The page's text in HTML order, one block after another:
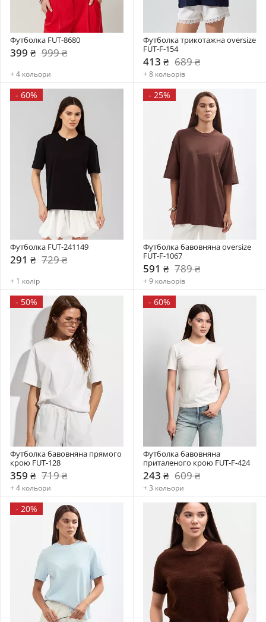
Футболка FUT-8680
399 ₴ 999 ₴
+ 4 кольори
Футболка трикотажна oversize
FUT-F-154
413 ₴ 689 ₴
+ 8 кольорів
- 60%
Футболка FUT-241149
291 ₴ 729 ₴
+ 1 колір
- 25%
Футболка бавовняна oversize
FUT-F-1067
591 ₴ 789 ₴
+ 9 кольорів
- 50%
Футболка бавовняна прямого
крою FUT-128
359 ₴ 719 ₴
+ 4 кольори
- 60%
Футболка бавовняна
приталеного крою FUT-F-424
243 ₴ 609 ₴
+ 3 кольори
- 20%